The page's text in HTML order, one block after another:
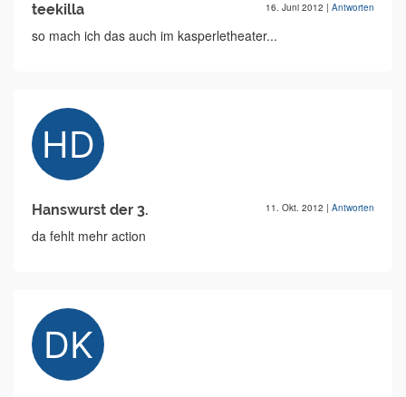
teekilla 16. Juni 2012 | Antworten
so mach ich das auch im kasperletheater...
Hanswurst der 3. 11. Okt. 2012 | Antworten
da fehlt mehr action